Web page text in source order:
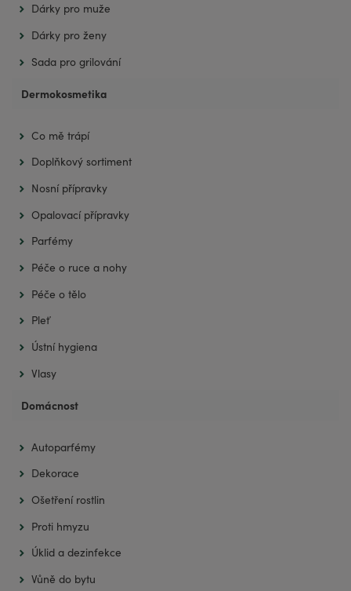
Dárky pro muže
Dárky pro ženy
Sada pro grilování
Dermokosmetika
Co mě trápí
Doplňkový sortiment
Nosní přípravky
Opalovací přípravky
Parfémy
Péče o ruce a nohy
Péče o tělo
Pleť
Ústní hygiena
Vlasy
Domácnost
Autoparfémy
Dekorace
Ošetření rostlin
Proti hmyzu
Úklid a dezinfekce
Vůně do bytu